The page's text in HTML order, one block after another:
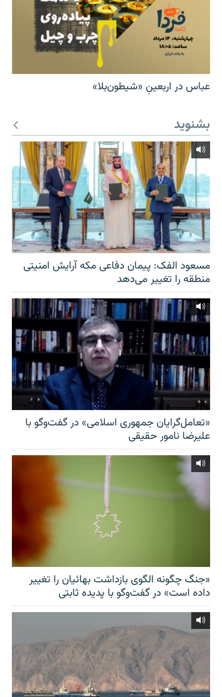
عباس در اربعینِ «شیطون‌بلا»
بشنوید
مسعود الفک: پیمان دفاعی مکه آرایش امنیتی
منطقه را تغییر می‌دهد
«تعامل‌گرایان جمهوری اسلامی» در گفت‌وگو با
علیرضا نامور حقیقی
«جنگ چگونه الگوی بازداشت بهائیان را تغییر
داده است» در گفت‌وگو با پدیده ثابتی